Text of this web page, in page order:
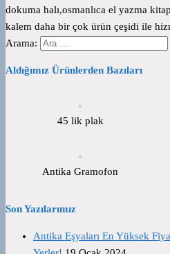
dokuma halı,osmanlıca el yazma
kalem daha bir çok ürün çeşidi ile
Arama:
Aldığımız Ürünlerden Bazıları
45 lik plak
Antika Gramofon
Son Yazılarımız
Antika Eşyaları En Yüksek